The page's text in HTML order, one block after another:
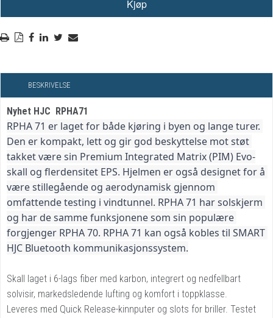
BESKRIVELSE
Nyhet HJC RPHA71
RPHA 71 er laget for både kjøring i byen og lange turer.
Den er kompakt, lett og gir god beskyttelse mot støt
takket være sin Premium Integrated Matrix (PIM) Evo-
skall og flerdensitet EPS. Hjelmen er også designet for å
være stillegående og aerodynamisk gjennom
omfattende testing i vindtunnel. RPHA 71 har solskjerm
og har de samme funksjonene som sin populære
forgjenger RPHA 70. RPHA 71 kan også kobles til SMART
HJC Bluetooth kommunikasjonssystem.
Skall laget i 6-lags fiber med karbon, integrert og nedfellbart
solvisir, markedsledende lufting og komfort i toppklasse.
Leveres med Quick Release-kinnputer og slots for briller. Testet